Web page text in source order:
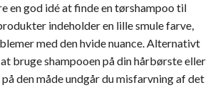
en god idé at finde en tørshampoo til
indeholder en lille smule farve,
med den hvide nuance. Alternativt
bruge shampooen på din hårbørste eller
den måde undgår du misfarvning af det